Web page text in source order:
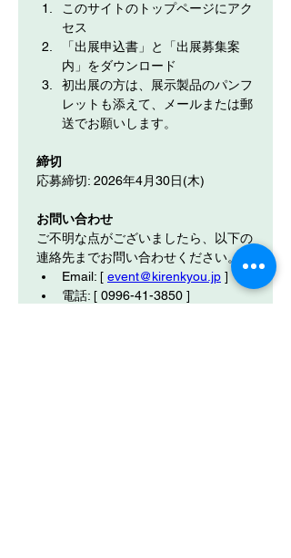
このサイトのトップページにアク
セス
「出展申込書」と「出展募集案
内」をダウンロード
初出展の方は、展示製品のパンフ
レットも添えて、メールまたは郵
送でお願いします。
締切
応募締切: 2026年4月30日(木)
お問い合わせ
ご不明な点がございましたら、以下の
連絡先までお問い合わせください。
Email: [ event@kirenkyou.jp ]
電話: [ 0996-41-3850 ]